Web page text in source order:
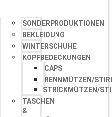
SONDERPRODUKTIONEN
BEKLEIDUNG
WINTERSCHUHE
KOPFBEDECKUNGEN
CAPS
RENNMÜTZEN/
STRICKMÜTZEN/
TASCHEN
&